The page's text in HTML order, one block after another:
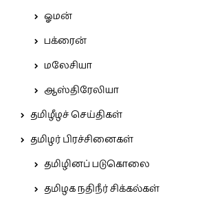
ஓமன்
பக்ரைன்
மலேசியா
ஆஸ்திரேலியா
தமிழீழச் செய்திகள்
தமிழர் பிரச்சினைகள்
தமிழினப் படுகொலை
தமிழக நதிநீர் சிக்கல்கள்